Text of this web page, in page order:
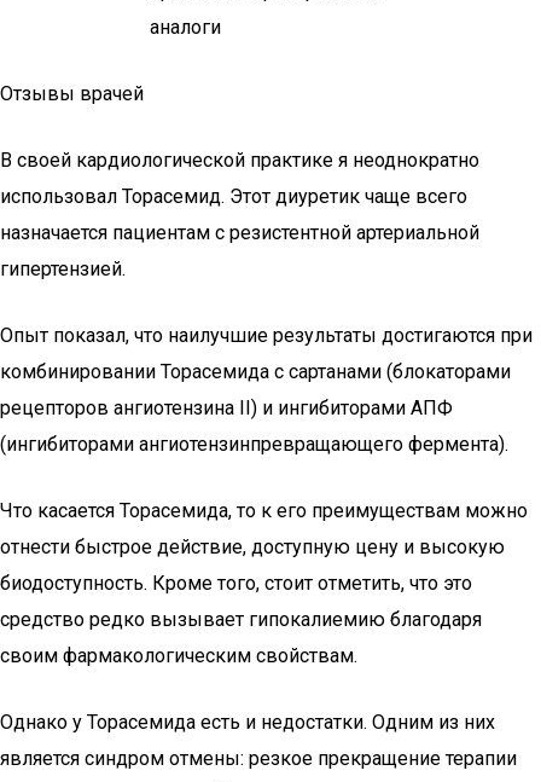
Отзывы врачей
В своей кардиологической практике я неоднократно
использовал Торасемид. Этот диуретик чаще всего
назначается пациентам с резистентной артериальной
гипертензией.
Опыт показал, что наилучшие результаты достигаются при
комбинировании Торасемида с сартанами (блокаторами
рецепторов ангиотензина II) и ингибиторами АПФ
(ингибиторами ангиотензинпревращающего фермента).
Что касается Торасемида, то к его преимуществам можно
отнести быстрое действие, доступную цену и высокую
биодоступность. Кроме того, стоит отметить, что это
средство редко вызывает гипокалиемию благодаря
своим фармакологическим свойствам.
Однако у Торасемида есть и недостатки. Одним из них
является синдром отмены: резкое прекращение терапии